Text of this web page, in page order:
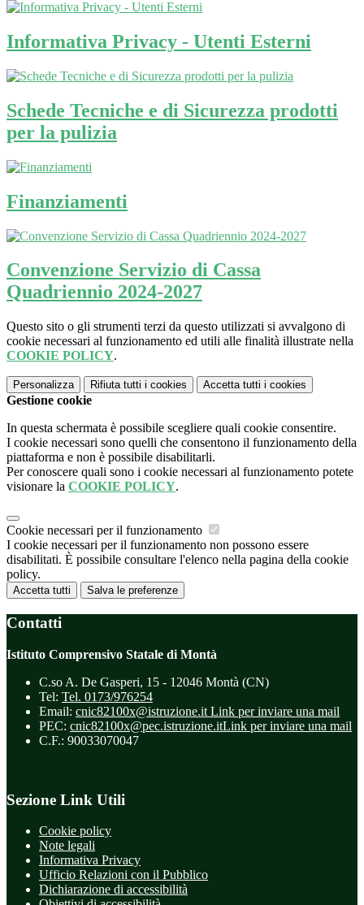
Informativa Privacy - Utenti Esterni
Schede Tecniche e di Sicurezza prodotti
per la pulizia
Finanziamenti
Convenzione Servizio di Cassa
Quadriennio 2024-2027
Questo sito o gli strumenti terzi da questo utilizzati si avvalgono di
cookie necessari al funzionamento ed utili alle finalità illustrate nella
COOKIE POLICY.
Personalizza Rifiuta tutti i cookies Accetta tutti i cookies
Gestione cookie
In questa schermata è possibile scegliere quali cookie consentire.
I cookie necessari sono quelli che consentono il funzionamento della
piattaforma e non è possibile disabilitarli.
Per conoscere quali sono i cookie necessari al funzionamento potete
visionare la COOKIE POLICY.
Cookie necessari per il funzionamento
I cookie necessari per il funzionamento non possono essere
disabilitati. È possibile consultare l'elenco nella pagina della cookie
policy.
Accetta tutti Salva le preferenze
Contatti
Istituto Comprensivo Statale di Montà
C.so A. De Gasperi, 15 - 12046 Montà (CN)
Tel: Tel. 0173/976254
Email: cnic82100x@istruzione.it Link per inviare una mail
PEC: cnic82100x@pec.istruzione.itLink per inviare una mail
C.F.: 90033070047
Sezione Link Utili
Cookie policy
Note legali
Informativa Privacy
Ufficio Relazioni con il Pubblico
Dichiarazione di accessibilità